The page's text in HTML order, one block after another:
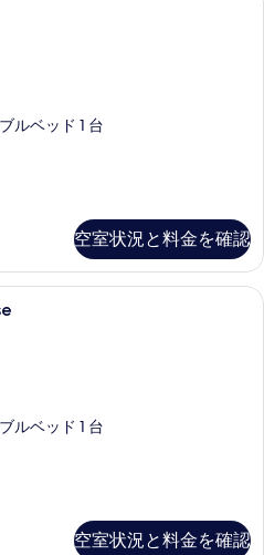
ルベッド 1 台
空室状況と料金を確認
高級寝具、羽毛の掛け布団、ミニバ
ルベッド 1 台
空室状況と料金を確認